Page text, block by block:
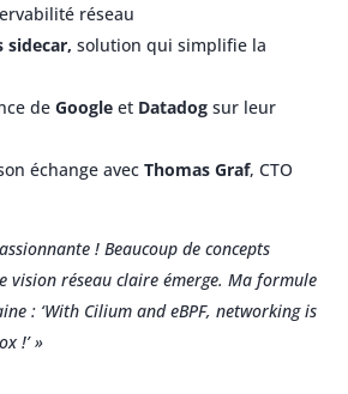
réseau
sidecar,solution qui simplifie la
deGoogle et Datadog sur leur
échange avecThomas Graf, CTO
! Beaucoup de concepts
vision réseau claire émerge. Ma formule
: ‘With Cilium and eBPF, networking is
!’ »